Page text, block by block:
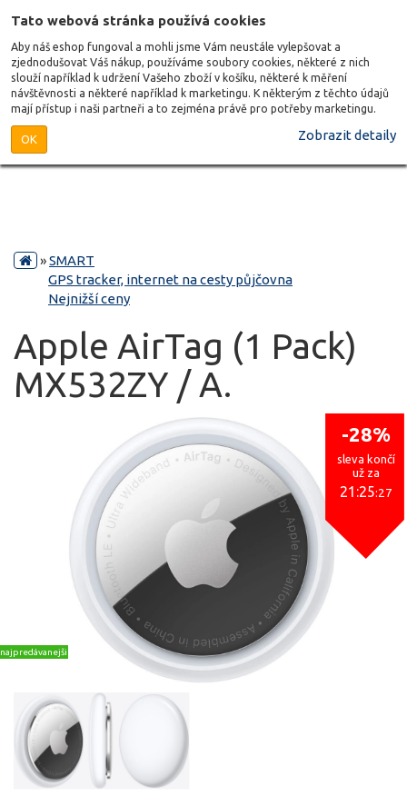
Tato webová stránka používá cookies
Aby náš eshop fungoval a mohli jsme Vám neustále vylepšovat a
zjednodušovat Váš nákup, používáme soubory cookies, některé z nich
slouží například k udržení Vašeho zboží v košíku, některé k měření
návštěvnosti a některé například k marketingu. K některým z těchto údajů
mají přístup i naši partneři a to zejména právě pro potřeby marketingu.
OK Zobrazit detaily
»SMART
GPS tracker, internet na cesty půjčovna
Nejnižší ceny
Apple AirTag (1 Pack)
MX532ZY / A.
-28%
sleva končí
už za
21:25:27
najpredávanejšie